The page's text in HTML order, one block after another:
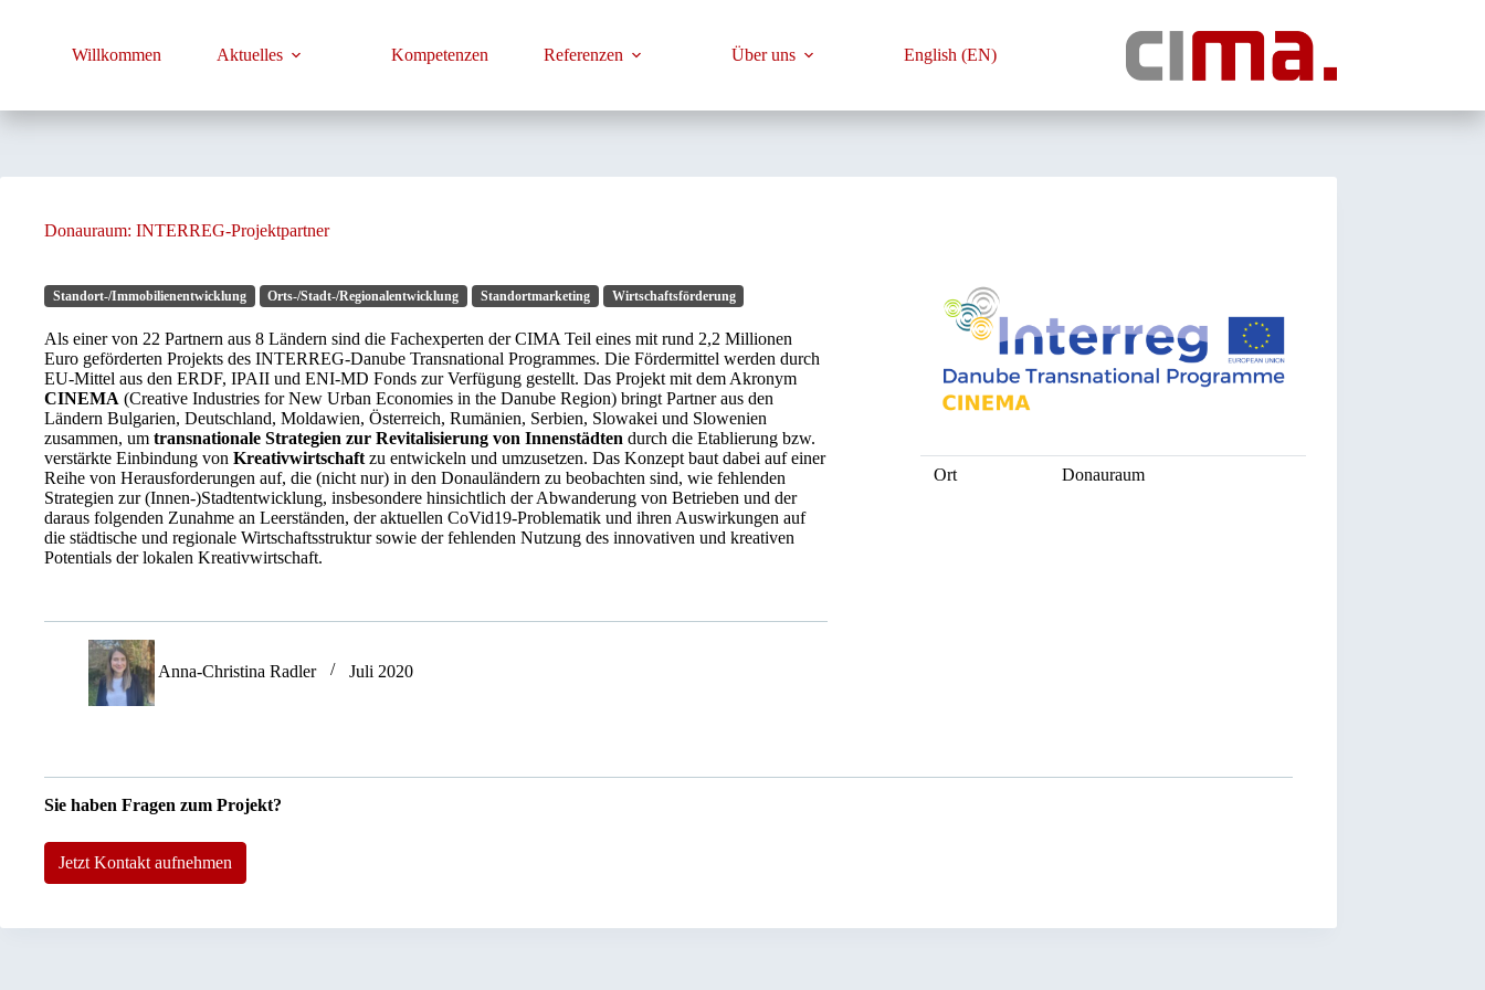
Willkommen Aktuelles Kompetenzen Referenzen Über uns English (EN)
Donauraum: INTERREG-Projektpartner
Standort-/Immobilienentwicklung Orts-/Stadt-/Regionalentwicklung Standortmarketing Wirtschaftsförderung
Als einer von 22 Partnern aus 8 Ländern sind die Fachexperten der CIMA Teil eines mit rund 2,2 Millionen
Euro geförderten Projekts des INTERREG-Danube Transnational Programmes. Die Fördermittel werden durch
EU-Mittel aus den ERDF, IPAII und ENI-MD Fonds zur Verfügung gestellt. Das Projekt mit dem Akronym
CINEMA (Creative Industries for New Urban Economies in the Danube Region) bringt Partner aus den
Ländern Bulgarien, Deutschland, Moldawien, Österreich, Rumänien, Serbien, Slowakei und Slowenien
zusammen, um transnationale Strategien zur Revitalisierung von Innenstädten durch die Etablierung bzw.
verstärkte Einbindung von Kreativwirtschaft zu entwickeln und umzusetzen. Das Konzept baut dabei auf einer
Reihe von Herausforderungen auf, die (nicht nur) in den Donauländern zu beobachten sind, wie fehlenden
Strategien zur (Innen-)Stadtentwicklung, insbesondere hinsichtlich der Abwanderung von Betrieben und der
daraus folgenden Zunahme an Leerständen, der aktuellen CoVid19-Problematik und ihren Auswirkungen auf
die städtische und regionale Wirtschaftsstruktur sowie der fehlenden Nutzung des innovativen und kreativen
Potentials der lokalen Kreativwirtschaft.
Anna-Christina Radler Juli 2020
Ort Donauraum
Sie haben Fragen zum Projekt?
Jetzt Kontakt aufnehmen